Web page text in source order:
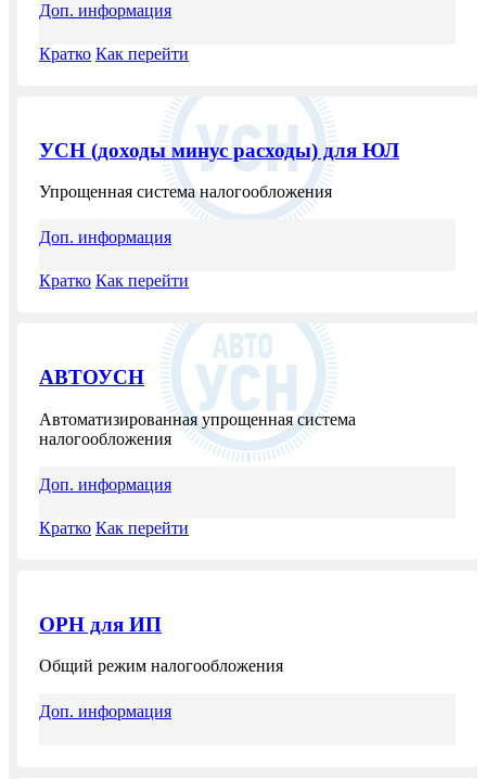
Доп. информация
Кратко Как перейти
УСН (доходы минус расходы) для ЮЛ
Упрощенная система налогообложения
Доп. информация
Кратко Как перейти
АВТОУСН
Автоматизированная упрощенная система
налогообложения
Доп. информация
Кратко Как перейти
ОРН для ИП
Общий режим налогообложения
Доп. информация